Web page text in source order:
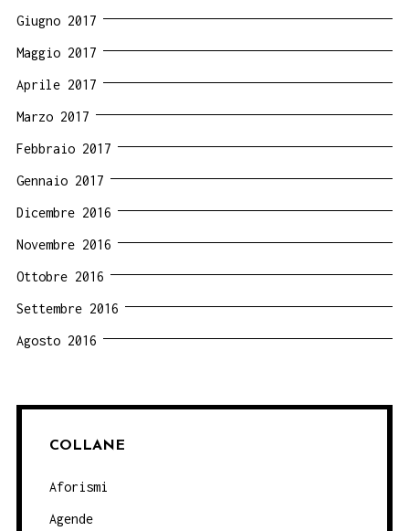
Giugno 2017
Maggio 2017
Aprile 2017
Marzo 2017
Febbraio 2017
Gennaio 2017
Dicembre 2016
Novembre 2016
Ottobre 2016
Settembre 2016
Agosto 2016
COLLANE
Aforismi
Agende